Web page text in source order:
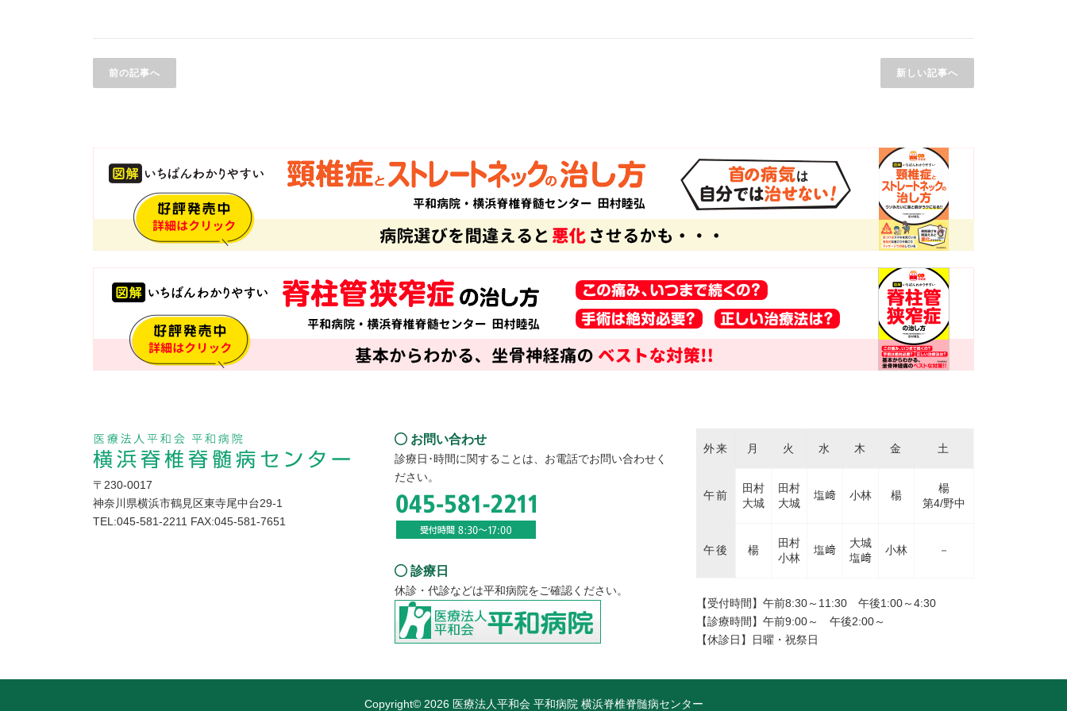
前の記事へ 新しい記事へ
〒230-0017
神奈川県横浜市鶴見区東寺尾中台29-1
TEL:045-581-2211 FAX:045-581-7651
お問い合わせ
診療日･時間に関することは、お電話でお問い合わせく
ださい。
診療日
休診・代診などは平和病院をご確認ください。
外来 月 火 水 木 金 土
午前
田村
大城
田村
大城
塩﨑 小林 楊
楊
第4/野中
午後 楊
田村
小林
塩﨑
大城
塩﨑
小林 －
【受付時間】午前8:30～11:30 午後1:00～4:30
【診療時間】午前9:00～ 午後2:00～
【休診日】日曜・祝祭日
Copyright© 2026 医療法人平和会 平和病院 横浜脊椎脊髄病センター